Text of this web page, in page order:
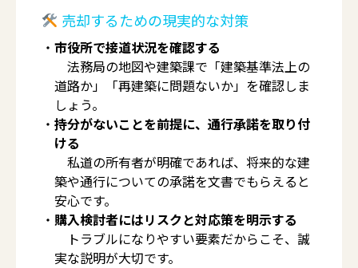
売却するための現実的な対策
市役所で接道状況を確認する
法務局の地図や建築課で「建築基準法上の
道路か」「再建築に問題ないか」を確認しま
しょう。
持分がないことを前提に、通行承諾を取り付
ける
私道の所有者が明確であれば、将来的な建
築や通行についての承諾を文書でもらえると
安心です。
購入検討者にはリスクと対応策を明示する
トラブルになりやすい要素だからこそ、誠
実な説明が大切です。